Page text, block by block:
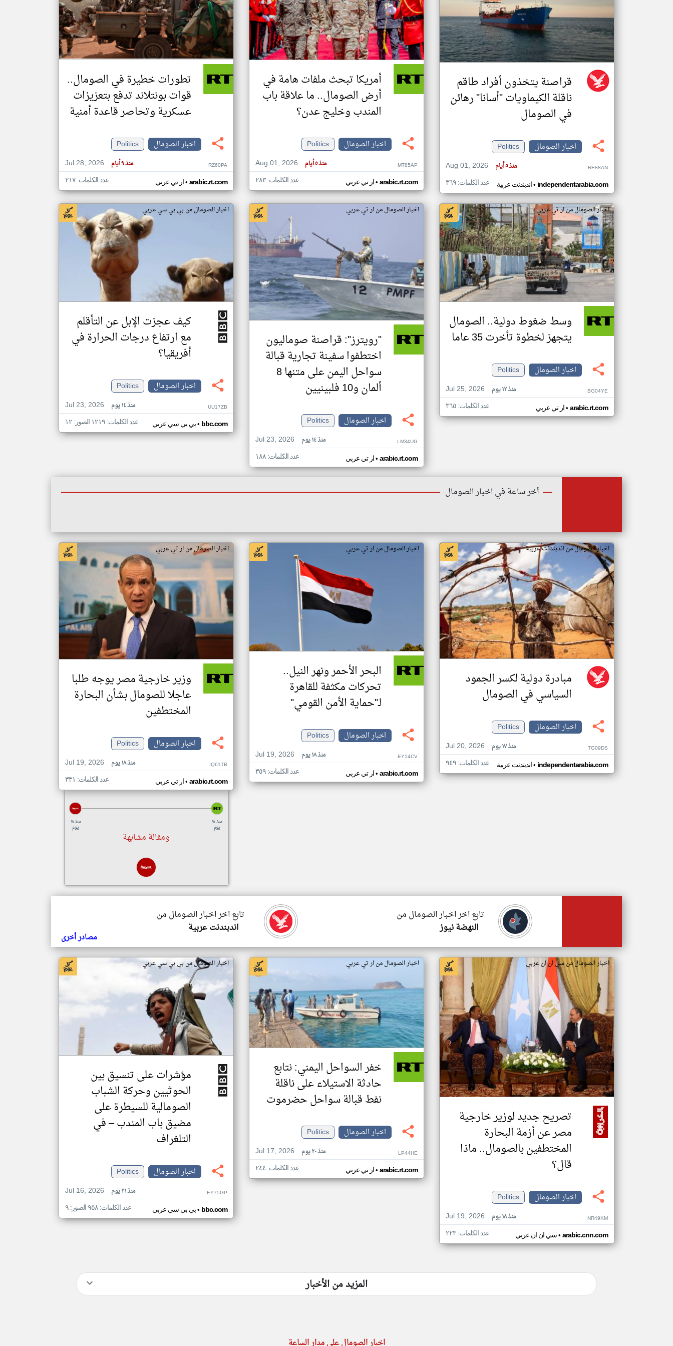
تغيير الدولة
مصادر الأخبار من الصومال
اخبار الصومال على مدار الساعة
أهم اخبار الصومال العاجلة والمباشرة
قراصنة يتخذون أفراد طاقم
ناقلة الكيماويات "أسانا" رهائن
في الصومال
اخبار الصومال
Politics
Aug 01, 2026
منذ ٥ أيام RE88AN
اندبندنت عربية• independentarabia.com عدد الكلمات: ٣٦٩
أمريكا تبحث ملفات هامة في
أرض الصومال.. ما علاقة باب
المندب وخليج عدن؟
اخبار الصومال
Politics
Aug 01, 2026
منذ ٥ أيام MT85AP
ار تي عربي• arabic.rt.com عدد الكلمات: ٢٨٣
تطورات خطيرة في الصومال..
قوات بونتلاند تدفع بتعزيزات
عسكرية وتحاصر قاعدة أمنية
اخبار الصومال
Politics
Jul 28, 2026
منذ ٩ أيام RZ60PA
ار تي عربي• arabic.rt.com عدد الكلمات: ٢١٧
اخبار الصومال من ار تي عربي
وسط ضغوط دولية.. الصومال
يتجهز لخطوة تأخرت 35 عاما
اخبار الصومال
Politics
Jul 25, 2026
منذ ١٢ يوم BG04YE
ار تي عربي• arabic.rt.com عدد الكلمات: ٣٦٥
اخبار الصومال من ار تي عربي
"رويترز": قراصنة صوماليون
اختطفوا سفينة تجارية قبالة
سواحل اليمن على متنها 8
ألمان و10 فلبينيين
اخبار الصومال
Politics
Jul 23, 2026
منذ ١٤ يوم LM34UG
ار تي عربي• arabic.rt.com عدد الكلمات: ١٨٨
اخبار الصومال من بي بي سي عربي
كيف عجزت الإبل عن التأقلم
مع ارتفاع درجات الحرارة في
أفريقيا؟
اخبار الصومال
Politics
Jul 23, 2026
منذ ١٤ يوم UU17ZB
بي بي سي عربي• bbc.com عدد الكلمات: ١٢١٩ الصور: ١٢
أخر ساعة في اخبار الصومال
اخبار الصومال من اندبندنت عربية
مبادرة دولية لكسر الجمود
السياسي في الصومال
اخبار الصومال
Politics
Jul 20, 2026
منذ ١٧ يوم TG09DS
اندبندنت عربية• independentarabia.com عدد الكلمات: ٩٤٩
اخبار الصومال من ار تي عربي
البحر الأحمر ونهر النيل..
تحركات مكثفة للقاهرة
لـ"حماية الأمن القومي"
اخبار الصومال
Politics
Jul 19, 2026
منذ ١٨ يوم EY14CV
ار تي عربي• arabic.rt.com عدد الكلمات: ٣٥٩
اخبار الصومال من ار تي عربي
وزير خارجية مصر يوجه طلبا
عاجلا للصومال بشأن البحارة
المختطفين
اخبار الصومال
Politics
Jul 19, 2026
منذ ١٨ يوم IQ61TB
ار تي عربي• arabic.rt.com عدد الكلمات: ٣٣١
منذ ١٨
يوم
منذ ١٨
يوم
ومقالة مشابهة
تابع اخر اخبار الصومال من
اندبندنت عربية
تابع اخر اخبار الصومال من
النهضة نيوز
مصادر أخرى
اخبار الصومال من سي ان ان عربي
تصريح جديد لوزير خارجية
مصر عن أزمة البحارة
المختطفين بالصومال.. ماذا
قال؟
اخبار الصومال
Politics
Jul 19, 2026
منذ ١٨ يوم NR49KM
سي ان ان عربي• arabic.cnn.com عدد الكلمات: ٢٢٣
اخبار الصومال من ار تي عربي
خفر السواحل اليمني: نتابع
حادثة الاستيلاء على ناقلة
نفط قبالة سواحل حضرموت
اخبار الصومال
Politics
Jul 17, 2026
منذ ٢٠ يوم LP44HE
ار تي عربي• arabic.rt.com عدد الكلمات: ٢٤٤
اخبار الصومال من بي بي سي عربي
مؤشرات على تنسيق بين
الحوثيين وحركة الشباب
الصومالية للسيطرة على
مضيق باب المندب – في
التلغراف
اخبار الصومال
Politics
Jul 16, 2026
منذ ٢١ يوم EY75GP
بي بي سي عربي• bbc.com عدد الكلمات: ٩٥٨ الصور: ٩
المزيد من الأخبار
klyoum.com